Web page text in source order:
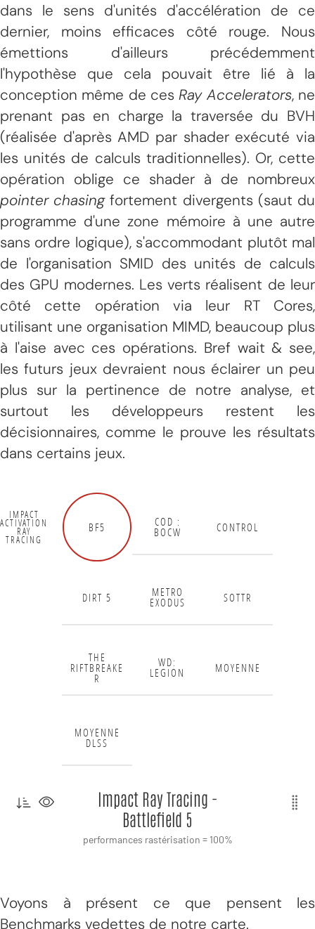
dans le sens d'unités d'accélération de ce
dernier, moins efficaces côté rouge. Nous
émettions d'ailleurs précédemment
l'hypothèse que cela pouvait être lié à la
conception même de cesRay Accelerators, ne
prenant pas en charge la traversée du BVH
(réalisée d'après AMD par shader exécuté via
les unités de calculs traditionnelles). Or, cette
opération oblige ce shader à de nombreux
pointer chasingfortement divergents (saut du
programme d'une zone mémoire à une autre
sans ordre logique), s'accommodant plutôt mal
de l'organisation SMID des unités de calculs
des GPU modernes. Les verts réalisent de leur
côté cette opération via leur RT Cores,
utilisant une organisation MIMD, beaucoup plus
à l'aise avec ces opérations. Bref wait & see,
les futurs jeux devraient nous éclairer un peu
plus sur la pertinence de notre analyse, et
surtout les développeurs restent les
décisionnaires, comme le prouve les résultats
dans certains jeux.
Voyons à présent ce que pensent les
Benchmarks vedettes de notre carte.